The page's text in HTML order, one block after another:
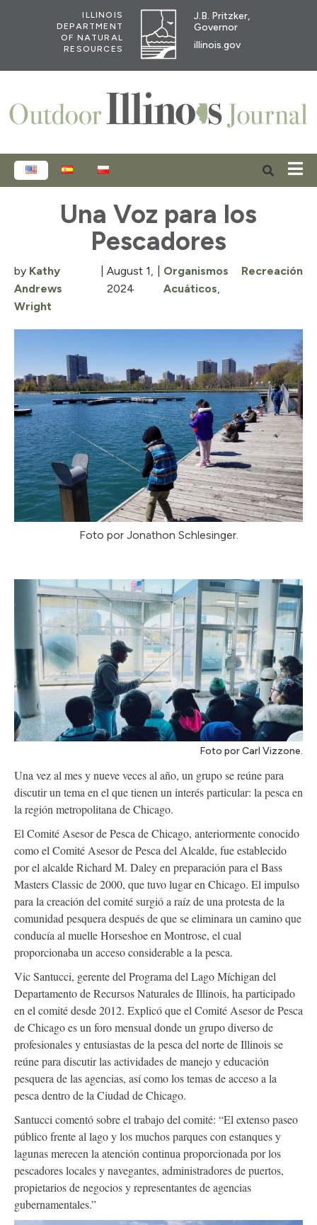
ILLINOIS
DEPARTMENT
OF NATURAL
RESOURCES
J.B. Pritzker,
Governor
illinois.gov
ENGLISHESPAÑOL
Una Voz para los
Pescadores
by Kathy
Andrews
Wright
|August 1,
2024
Organismos
Acuáticos
Recreación
Foto por Jonathon Schlesinger.
Foto por Carl Vizzone.
Una vez al mes y nueve veces al año, un grupo se reúne para
discutir un tema en el que tienen un interés particular: la pesca en
la región metropolitana de Chicago.
El Comité Asesor de Pesca de Chicago, anteriormente conocido
como el Comité Asesor de Pesca del Alcalde, fue establecido
por el alcalde Richard M. Daley en preparación para el Bass
Masters Classic de 2000, que tuvo lugar en Chicago. El impulso
para la creación del comité surgió a raíz de una protesta de la
comunidad pesquera después de que se eliminara un camino que
conducía al muelle Horseshoe en Montrose, el cual
proporcionaba un acceso considerable a la pesca.
Vic Santucci, gerente del Programa del Lago Míchigan del
Departamento de Recursos Naturales de Illinois, ha participado
en el comité desde 2012. Explicó que el Comité Asesor de Pesca
de Chicago es un foro mensual donde un grupo diverso de
profesionales y entusiastas de la pesca del norte de Illinois se
reúne para discutir las actividades de manejo y educación
pesquera de las agencias, así como los temas de acceso a la
pesca dentro de la Ciudad de Chicago.
Santucci comentó sobre el trabajo del comité: “El extenso paseo
público frente al lago y los muchos parques con estanques y
lagunas merecen la atención continua proporcionada por los
pescadores locales y navegantes, administradores de puertos,
propietarios de negocios y representantes de agencias
gubernamentales.”